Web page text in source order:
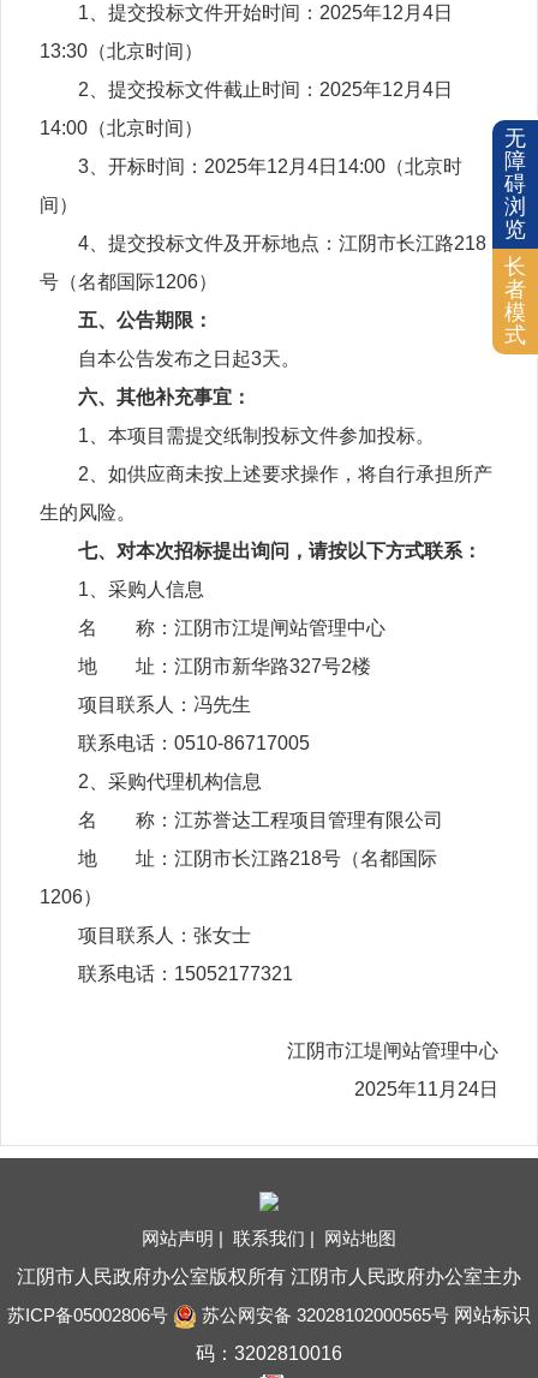
1、提交投标文件开始时间：2025年12月4日
13:30（北京时间）
2、提交投标文件截止时间：2025年12月4日
14:00（北京时间）
3、开标时间：2025年12月4日14:00（北京时
间）
4、提交投标文件及开标地点：江阴市长江路218
号（名都国际1206）
五、公告期限：
自本公告发布之日起3天。
六、其他补充事宜：
1、本项目需提交纸制投标文件参加投标。
2、如供应商未按上述要求操作，将自行承担所产
生的风险。
七、对本次招标提出询问，请按以下方式联系：
1、采购人信息
名 称：江阴市江堤闸站管理中心
地 址：江阴市新华路327号2楼
项目联系人：冯先生
联系电话：0510-86717005
2、采购代理机构信息
名 称：江苏誉达工程项目管理有限公司
地 址：江阴市长江路218号（名都国际
1206）
项目联系人：张女士
联系电话：15052177321
江阴市江堤闸站管理中心
2025年11月24日
网站声明 | 联系我们 | 网站地图
江阴市人民政府办公室版权所有 江阴市人民政府办公室主办
苏ICP备05002806号
苏公网安备 32028102000565号网站标识
码：3202810016
无
障
碍
浏
览
长
者
模
式